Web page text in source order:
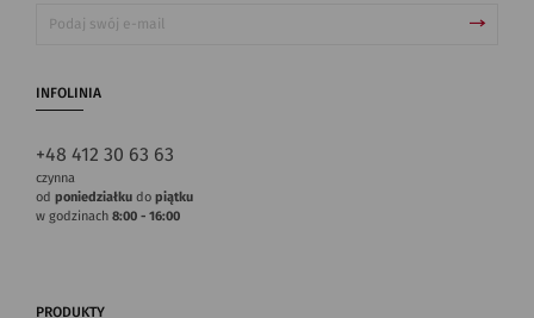
INFOLINIA
+48 412 30 63 63
czynna
od poniedziałku do piątku
w godzinach 8:00 - 16:00
PRODUKTY